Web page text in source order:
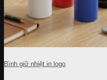
Bình giữ nhiệt in logo